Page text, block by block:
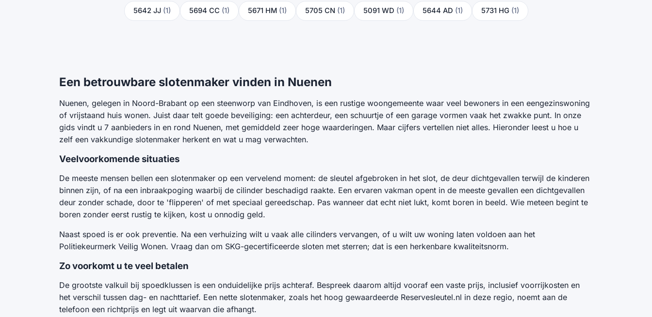
5642 JJ (1) 5694 CC (1) 5671 HM (1) 5705 CN (1) 5091 WD (1) 5644 AD (1) 5731 HG (1)
Een betrouwbare slotenmaker vinden in Nuenen
Nuenen, gelegen in Noord-Brabant op een steenworp van Eindhoven, is een rustige woongemeente waar veel bewoners in een eengezinswoning
of vrijstaand huis wonen. Juist daar telt goede beveiliging: een achterdeur, een schuurtje of een garage vormen vaak het zwakke punt. In onze
gids vindt u 7 aanbieders in en rond Nuenen, met gemiddeld zeer hoge waarderingen. Maar cijfers vertellen niet alles. Hieronder leest u hoe u
zelf een vakkundige slotenmaker herkent en wat u mag verwachten.
Veelvoorkomende situaties
De meeste mensen bellen een slotenmaker op een vervelend moment: de sleutel afgebroken in het slot, de deur dichtgevallen terwijl de kinderen
binnen zijn, of na een inbraakpoging waarbij de cilinder beschadigd raakte. Een ervaren vakman opent in de meeste gevallen een dichtgevallen
deur zonder schade, door te 'flipperen' of met speciaal gereedschap. Pas wanneer dat echt niet lukt, komt boren in beeld. Wie meteen begint te
boren zonder eerst rustig te kijken, kost u onnodig geld.
Naast spoed is er ook preventie. Na een verhuizing wilt u vaak alle cilinders vervangen, of u wilt uw woning laten voldoen aan het
Politiekeurmerk Veilig Wonen. Vraag dan om SKG-gecertificeerde sloten met sterren; dat is een herkenbare kwaliteitsnorm.
Zo voorkomt u te veel betalen
De grootste valkuil bij spoedklussen is een onduidelijke prijs achteraf. Bespreek daarom altijd vooraf een vaste prijs, inclusief voorrijkosten en
het verschil tussen dag- en nachttarief. Een nette slotenmaker, zoals het hoog gewaardeerde Reservesleutel.nl in deze regio, noemt aan de
telefoon een richtprijs en legt uit waarvan die afhangt.